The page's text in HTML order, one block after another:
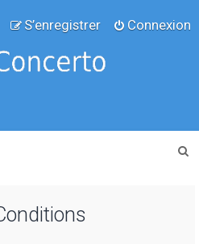
Connexion
S’enregistrer